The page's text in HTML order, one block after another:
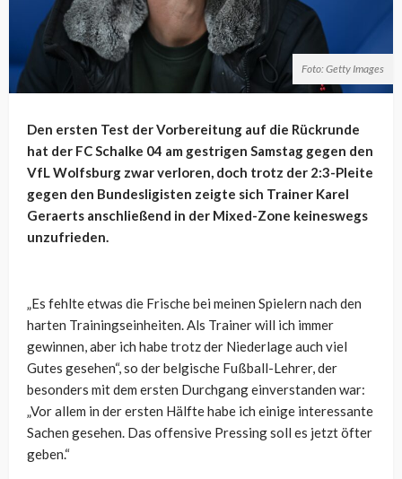
Foto: Getty Images
Den ersten Test der Vorbereitung auf die Rückrunde
hat der FC Schalke 04 am gestrigen Samstag gegen den
VfL Wolfsburg zwar verloren, doch trotz der 2:3-Pleite
gegen den Bundesligisten zeigte sich Trainer Karel
Geraerts anschließend in der Mixed-Zone keineswegs
unzufrieden.
„Es fehlte etwas die Frische bei meinen Spielern nach den
harten Trainingseinheiten. Als Trainer will ich immer
gewinnen, aber ich habe trotz der Niederlage auch viel
Gutes gesehen“, so der belgische Fußball-Lehrer, der
besonders mit dem ersten Durchgang einverstanden war:
„Vor allem in der ersten Hälfte habe ich einige interessante
Sachen gesehen. Das offensive Pressing soll es jetzt öfter
geben.“